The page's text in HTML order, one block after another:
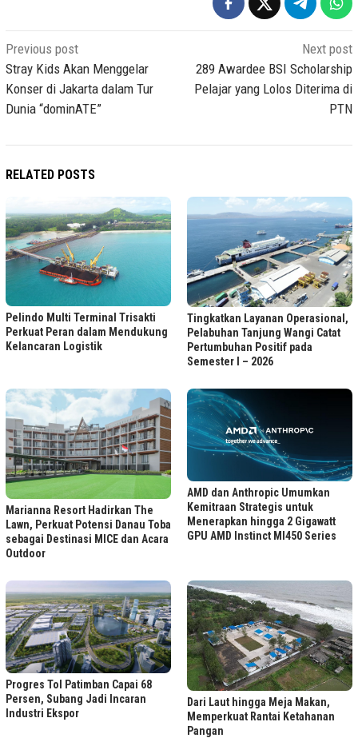
Post
navigation
Previous post
Stray Kids Akan Menggelar
Konser di Jakarta dalam Tur
Dunia “dominATE”
Next post
289 Awardee BSI Scholarship
Pelajar yang Lolos Diterima di
PTN
RELATED POSTS
Pelindo Multi Terminal Trisakti
Perkuat Peran dalam Mendukung
Kelancaran Logistik
Tingkatkan Layanan Operasional,
Pelabuhan Tanjung Wangi Catat
Pertumbuhan Positif pada
Semester I – 2026
Marianna Resort Hadirkan The
Lawn, Perkuat Potensi Danau Toba
sebagai Destinasi MICE dan Acara
Outdoor
AMD dan Anthropic Umumkan
Kemitraan Strategis untuk
Menerapkan hingga 2 Gigawatt
GPU AMD Instinct MI450 Series
Progres Tol Patimban Capai 68
Persen, Subang Jadi Incaran
Industri Ekspor
Dari Laut hingga Meja Makan,
Memperkuat Rantai Ketahanan
Pangan